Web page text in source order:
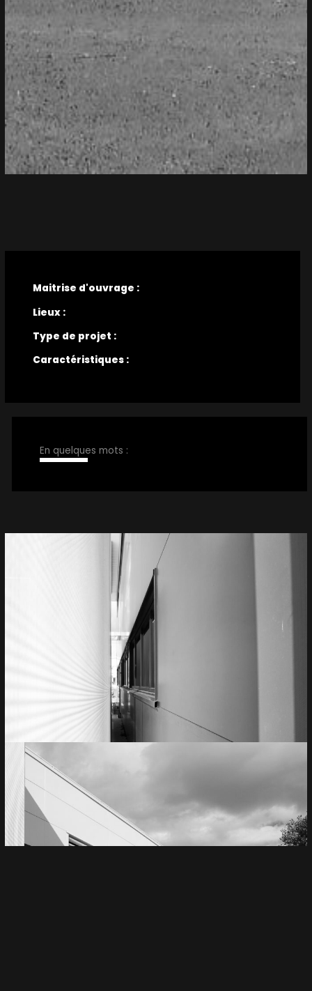
Maitrise d'ouvrage :
Lieux :
Type de projet :
Caractéristiques :
En quelques mots :